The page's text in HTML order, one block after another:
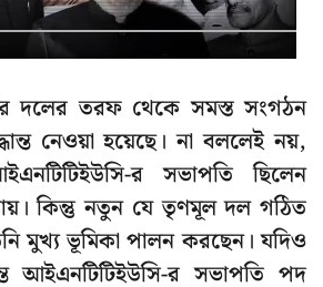
দলের তরফ থেকে সমস্ত সংগঠন
নেওয়া হয়েছে। না বললেই নয়,
র সভাপতি ছিলেন
কিন্তু নতুন যে তৃণমূল দল গঠিত
মুখ্য ভূমিকা পালন করছেন। যদিও
আইএনটিটিইউসি-র সভাপতি পদ